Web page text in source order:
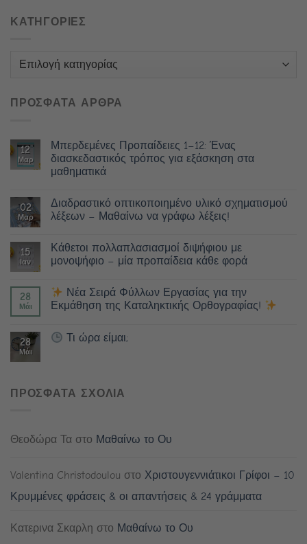
ΚΑΤΗΓΟΡΙΕΣ
Κατηγορίες
ΠΡΟΣΦΑΤΑ ΑΡΘΡΑ
12
Μαρ
Μπερδεμένες Προπαίδειες 1–12: Ένας
διασκεδαστικός τρόπος για εξάσκηση στα
μαθηματικά
02
Μαρ
Διαδραστικό οπτικοποιημένο υλικό σχηματισμού
λέξεων – Μαθαίνω να γράφω λέξεις!
15
Ιαν
Κάθετοι πολλαπλασιασμοί διψήφιου με
μονοψήφιο – μία προπαίδεια κάθε φορά
28
Μάι
Νέα Σειρά Φύλλων Εργασίας για την
Εκμάθηση της Καταληκτικής Ορθογραφίας!
28
Μάι
Τι ώρα είμαι;
ΠΡΟΣΦΑΤΑ ΣΧΟΛΙΑ
Θεοδώρα Τα στο Μαθαίνω το Ου
Valentina Christodoulou στο Χριστουγεννιάτικοι Γρίφοι – 10
Κρυμμένες φράσεις & οι απαντήσεις & 24 γράμματα
Κατερινα Σκαρλη στο Μαθαίνω το Ου